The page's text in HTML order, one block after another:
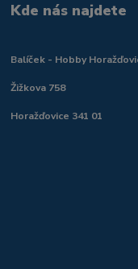
Kde nás najdete
Balíček - Hobby
Žižkova 758
Horažďovice 341 01